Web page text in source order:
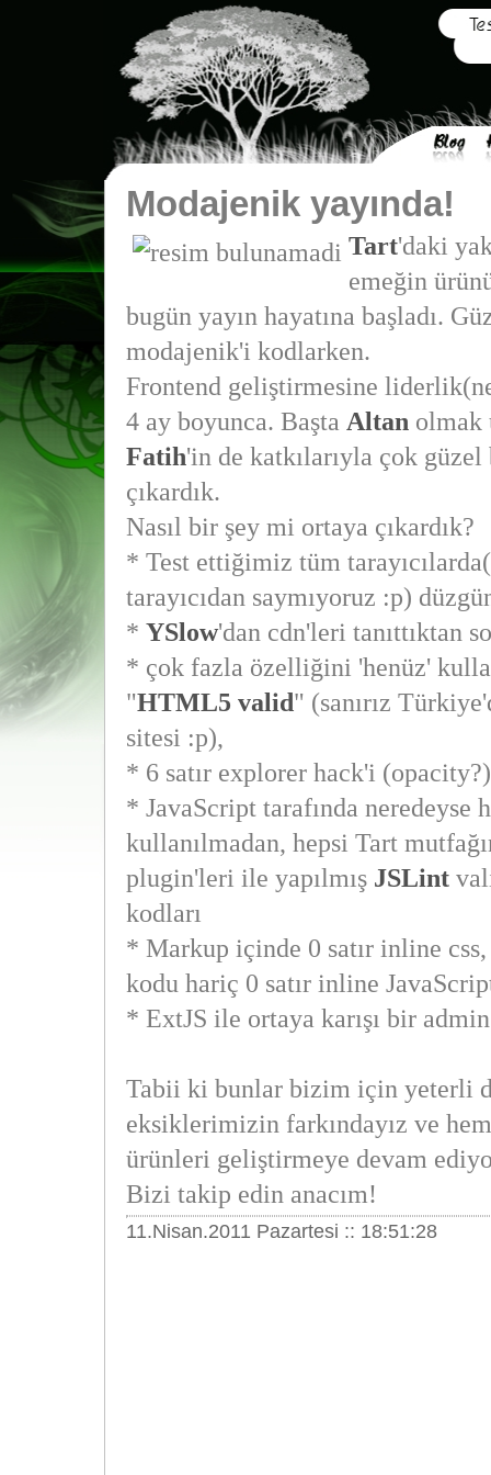
Modajenik yayında!
Tart'daki
emeğin
bugün yayın hayatına başladı.
modajenik'i kodlarken.
Frontend geliştirmesine
4 ay boyunca. Başta Altan olmak
Fatih'in de katkılarıyla çok
çıkardık.
Nasıl bir şey mi ortaya çıkardık?
* Test ettiğimiz tüm
tarayıcıdan saymıyoruz :p)
* YSlow'dan cdn'leri tanıttıktan
* çok fazla özelliğini 'henüz'
"HTML5 valid" (sanırız
sitesi :p),
* 6 satır explorer hack'i
* JavaScript tarafında neredeyse
kullanılmadan, hepsi Tart
plugin'leri ile yapılmış JSLint
kodları
* Markup içinde 0 satır inline
kodu hariç 0 satır inline
* ExtJS ile ortaya karışı bir
Tabii ki bunlar bizim için yeterli
eksiklerimizin farkındayız ve
ürünleri geliştirmeye devam
Bizi takip edin anacım!
11.Nisan.2011 Pazartesi :: 18:51:28